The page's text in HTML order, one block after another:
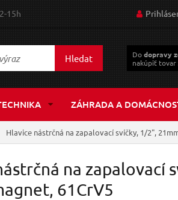
15h
Hledat Dodopravy
nakúpiť tovar
ZÁHRADA A
Hlavice nástrčná na zapalovací svíčky, 1/2",
na zapalovací
61CrV5